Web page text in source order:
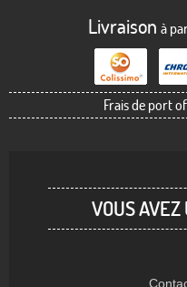
Livraison à
Frais de port
VOUS AVEZ